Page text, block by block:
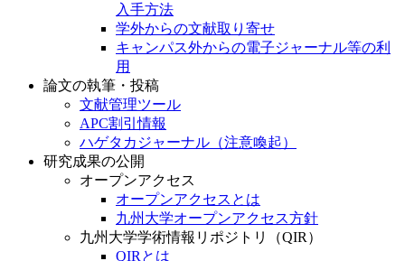
入手方法
学外からの文献取り寄せ
キャンパス外からの電子ジャーナル等の利
用
論文の執筆・投稿
文献管理ツール
APC割引情報
ハゲタカジャーナル（注意喚起）
研究成果の公開
オープンアクセス
オープンアクセスとは
九州大学オープンアクセス方針
九州大学学術情報リポジトリ（QIR）
QIRとは